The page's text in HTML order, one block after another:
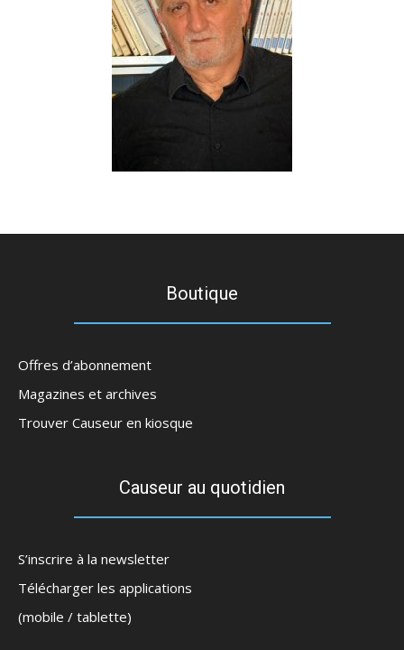
Boutique
Offres d’abonnement
Magazines et archives
Trouver Causeur en kiosque
Causeur au quotidien
S’inscrire à la newsletter
Télécharger les applications
(mobile / tablette)